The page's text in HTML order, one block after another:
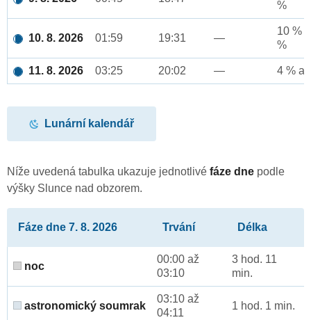
%
10. 8. 2026 01:59 19:31 —
10 %
%
11. 8. 2026 03:25 20:02 — 4 %
Lunární kalendář
Níže uvedená tabulka ukazuje jednotlivé fáze dne podle
výšky Slunce nad obzorem.
Fáze dne 7. 8. 2026 Trvání Délka
noc
00:00 až
03:10
3 hod. 11
min.
astronomický soumrak
03:10 až
04:11
1 hod. 1 min.